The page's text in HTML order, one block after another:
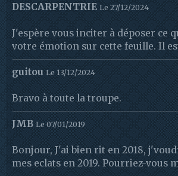
DESCARPENTRIE Le 27/12/2024
J'espère vous inciter à déposer ce
votre émotion sur cette feuille. Il
guitou Le 13/12/2024
Bravo à toute la troupe.
JMB Le 07/01/2019
Bonjour, J'ai bien rit en 2018,
mes eclats en 2019. Pourriez-vous